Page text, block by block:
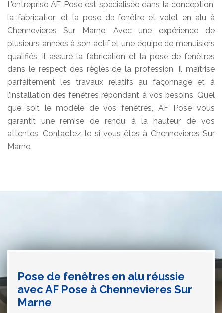
L’entreprise AF Pose est spécialisée dans la conception,
la fabrication et la pose de fenêtre et volet en alu à
Chennevieres Sur Marne. Avec une expérience de
plusieurs années à son actif et une équipe de menuisiers
qualifiés, il assure la fabrication et la pose de fenêtres
dans le respect des règles de la profession. Il maîtrise
parfaitement les travaux relatifs au façonnage et à
l’installation des fenêtres répondant à vos besoins. Quel
que soit le modèle de vos fenêtres, AF Pose vous
garantit une remise de rendu à la hauteur de vos
attentes. Contactez-le si vous êtes à Chennevieres Sur
Marne.
Pose de fenêtres en alu réussie
avec AF Pose à Chennevieres Sur
Marne